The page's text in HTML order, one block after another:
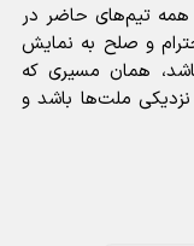
همه تیم‌های حاضر در
و صلح به نمایش
همان مسیری که
ملت‌ها باشد و